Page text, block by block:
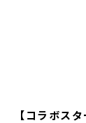
【コラボス